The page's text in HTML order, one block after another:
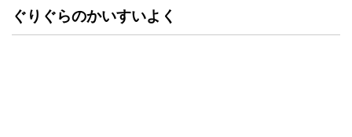
ぐりぐらのかいすいよく